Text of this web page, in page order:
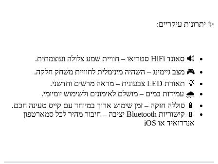
✨ יתרונות עיקריים:
🔊 סאונד HiFi סטריאו – חוויית שמע צלולה ועוצמתית.
🎮 מצב גיימינג – השהיה מינימלית לחוויית משחק חלקה.
💡 תאורת LED צבעונית – מראה מרשים וחדשני.
🌧 עמידות במים – מושלם לאימונים ולשימוש יומיומי.
🔋 סוללה חזקה – זמן שימוש ארוך במיוחד עם קייס טעינה חכם.
📱 קישוריות Bluetooth יציבה – חיבור מהיר לכל סמארטפון
אנדרואיד או iOS